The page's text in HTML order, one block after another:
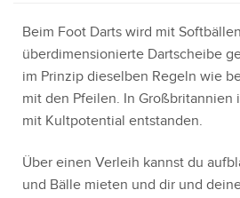
Beim Foot Darts wird mit
überdimensionierte Dartscheibe
im Prinzip dieselben Regeln wie
mit den Pfeilen. In Großbritannien
mit Kultpotential entstanden.
Über einen Verleih kannst du
und Bälle mieten und dir und